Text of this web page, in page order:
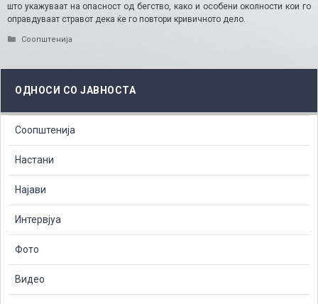
што укажуваат на опасност од бегство, како и особени околности кои го
оправдуваат стравот дека ќе го повтори кривичното дело.
Categories
Соопштенија
ОДНОСИ СО ЈАВНОСТА
Соопштенија
Настани
Најави
Интервјуа
Фото
Видео